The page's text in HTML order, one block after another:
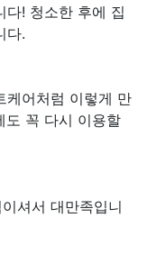
다! 청소한 후에 집
다.
케어처럼 이렇게 만
도 꼭 다시 이용할
셔서 대만족입니